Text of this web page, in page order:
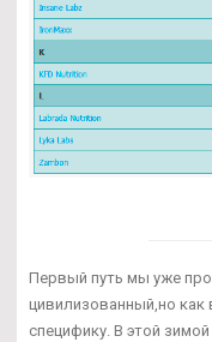
Первый путь мы уже
цивилизованный,но
специфику. В этой